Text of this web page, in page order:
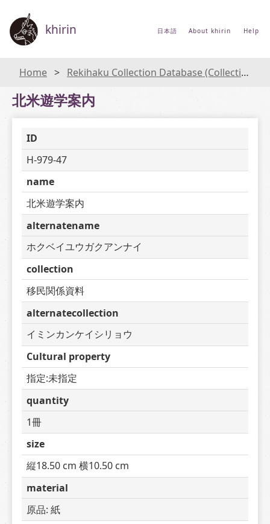
khirin 日本語 About khirin Help
Home Rekihaku Collection Database (Collections Database of the National Museum of Japanese History)
北米遊学案内
ID
H-979-47
name
北米遊学案内
alternatename
ホクベイユウガクアンナイ
collection
移民関係資料
alternatecollection
イミンカンケイシリョウ
Cultural property
指定:未指定
quantity
1冊
size
縦18.50 cm 横10.50 cm
material
原品: 紙